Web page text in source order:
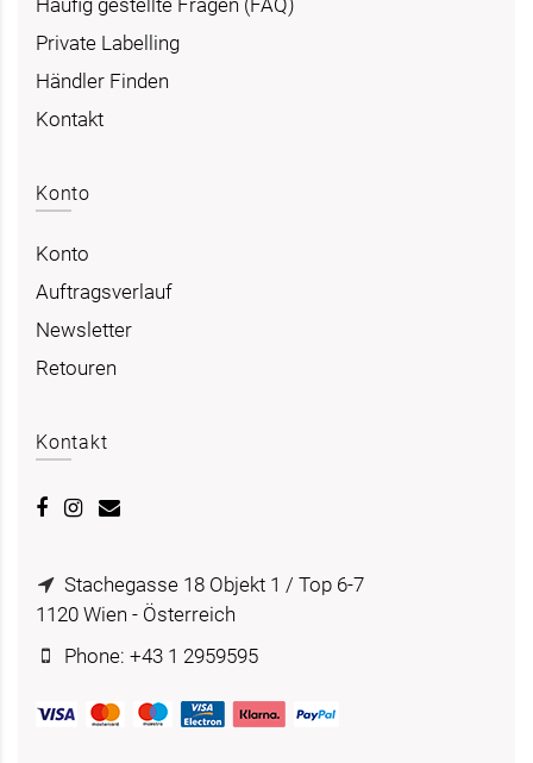
Private Labelling
Händler Finden
Kontakt
Konto
Konto
Auftragsverlauf
Newsletter
Retouren
Kontakt
Stachegasse 18 Objekt 1 / Top 6-7
1120 Wien - Österreich
Phone: +43 1 2959595